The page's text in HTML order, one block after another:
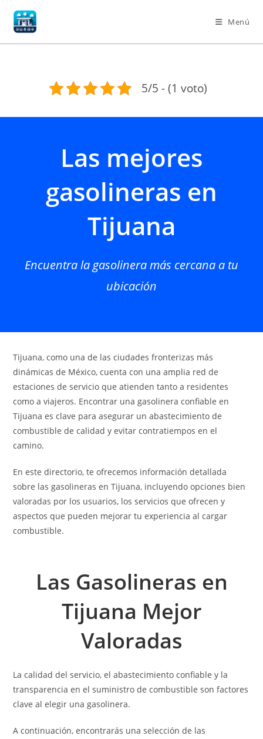
contenido
Menú
5/5 - (1 voto)
Las mejores
gasolineras en
Tijuana
Encuentra la gasolinera más cercana a tu
ubicación
Tijuana, como una de las ciudades fronterizas más
dinámicas de México, cuenta con una amplia red de
estaciones de servicio que atienden tanto a residentes
como a viajeros. Encontrar una gasolinera confiable en
Tijuana es clave para asegurar un abastecimiento de
combustible de calidad y evitar contratiempos en el
camino.
En este directorio, te ofrecemos información detallada
sobre las gasolineras en Tijuana, incluyendo opciones bien
valoradas por los usuarios, los servicios que ofrecen y
aspectos que pueden mejorar tu experiencia al cargar
combustible.
Las Gasolineras en
Tijuana Mejor
Valoradas
La calidad del servicio, el abastecimiento confiable y la
transparencia en el suministro de combustible son factores
clave al elegir una gasolinera.
A continuación, encontrarás una selección de las